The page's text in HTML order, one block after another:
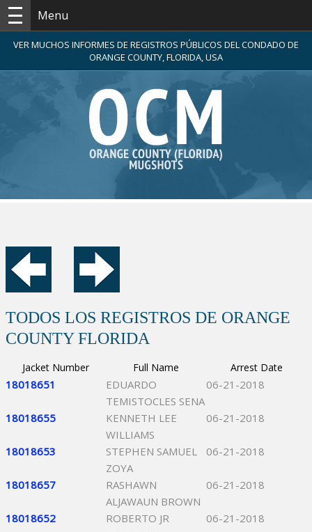
Menu
VER MUCHOS INFORMES DE REGISTROS PÚBLICOS DEL CONDADO DE
ORANGE COUNTY, FLORIDA, USA
TODOS LOS REGISTROS DE ORANGE
COUNTY FLORIDA
Jacket Number Full Name Arrest Date
18018651
EDUARDO
TEMISTOCLES SENA
06-21-2018
18018655
KENNETH LEE
WILLIAMS
06-21-2018
18018653
STEPHEN SAMUEL
ZOYA
06-21-2018
18018657
RASHAWN
ALJAWAUN BROWN
06-21-2018
18018652
ROBERTO JR
06-21-2018